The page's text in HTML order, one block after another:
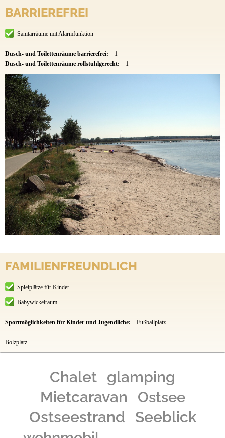
BARRIEREFREI
Sanitärräume mit Alarmfunktion
Dusch- und Toilettenräume barrierefrei:
1
Dusch- und Toilettenräume rollstuhlgerecht:
1
FAMILIENFREUNDLICH
Spielplätze für Kinder
Babywickelraum
Sportmöglichkeiten für Kinder und Jugendliche: Fußballplatz
Bolzplatz
Chalet glamping
Mietcaravan
Ostsee
Ostseestrand
Seeblick